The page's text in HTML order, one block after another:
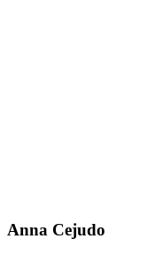
Anna Cejudo